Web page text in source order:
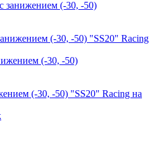
(-30, -50) "SS20" Racing
(-30, -50) "SS20" Racing на